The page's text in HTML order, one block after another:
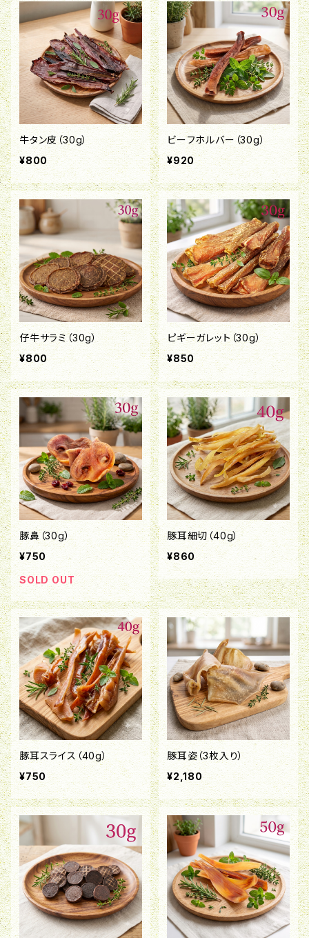
牛タン皮（30g）
¥800
ビーフホルバー（30g）
¥920
仔牛サラミ（30g）
¥800
ピギーガレット（30g）
¥850
豚鼻（30g）
¥750
SOLD OUT
豚耳細切（40g）
¥860
豚耳スライス（40g）
¥750
豚耳姿（3枚入り）
¥2,180